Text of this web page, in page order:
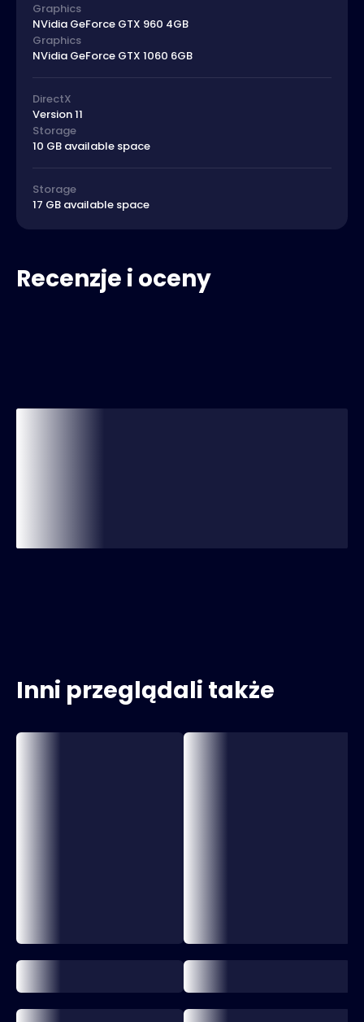
Graphics
NVidia GeForce GTX 960 4GB
Graphics
NVidia GeForce GTX 1060 6GB
DirectX
Version 11
Storage
10 GB available space
Storage
17 GB available space
Recenzje i oceny
Inni przeglądali także